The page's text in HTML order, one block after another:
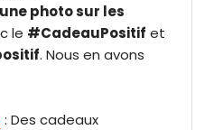
photo sur les
le #CadeauPositif et
. Nous en avons
: Des cadeaux